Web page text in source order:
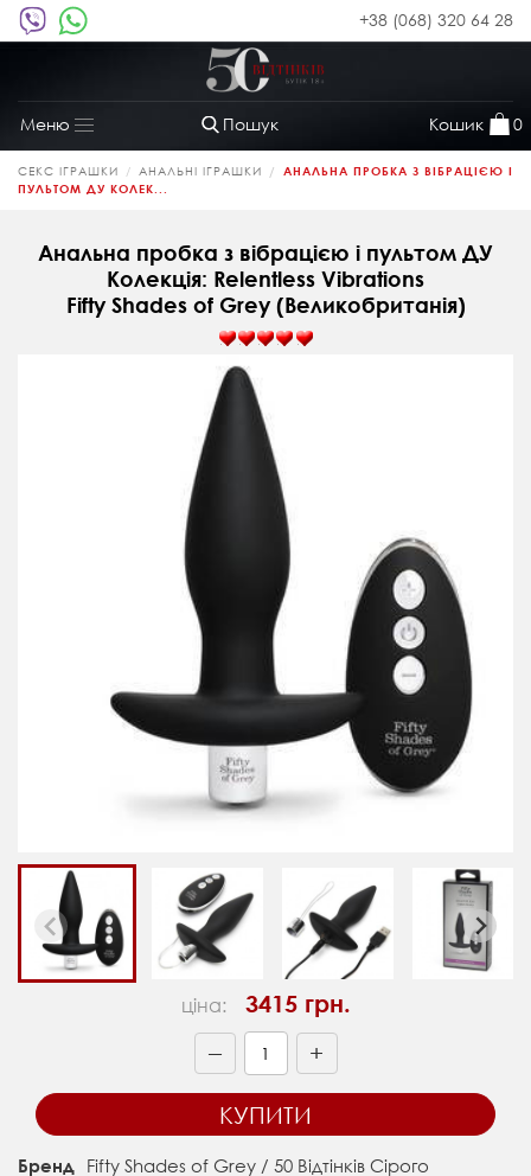
+38 (068) 320 64 28
Пошук Кошик 0
Меню
Toggle
navigation
СЕКС ІГРАШКИ АНАЛЬНІ ІГРАШКИ
АНАЛЬНА ПРОБКА З ВІБРАЦІЄЮ І
ПУЛЬТОМ ДУ КОЛЕК...
Анальна пробка з вібрацією і пультом ДУ
Колекція: Relentless Vibrations
Fifty Shades of Grey (Великобританія)
ціна: 3415 грн.
— +
КУПИТИ
Бренд
Fifty Shades of Grey / 50 Відтінків Сірого